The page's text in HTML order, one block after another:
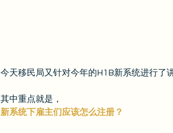
今天移民局又针对今年的H1B新系统进行了
其中重点就是，
新系统下雇主们应该怎么注册？